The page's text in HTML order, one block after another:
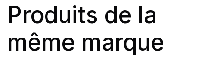
Produits de la
même marque